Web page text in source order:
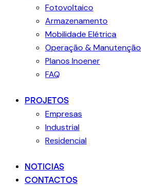
Fotovoltaico
Armazenamento
Mobilidade Elétrica
Operação & Manutenção
Planos Inoener
FAQ
PROJETOS
Empresas
Industrial
Residencial
NOTICIAS
CONTACTOS